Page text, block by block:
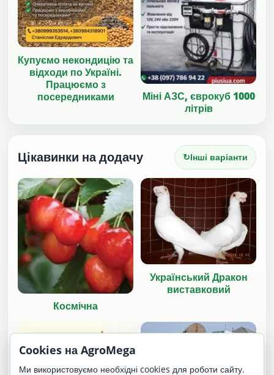
Купуємо некондицію та
відходи по Україні.
Працюємо з
посередниками
Міні АЗС, єврокуб 1000
літрів
Цікавинки на додачу ↻Інші варіанти
Космічна
Український Дракон
виставковий
Cookies на AgroMega
Ми використовуємо необхідні cookies для роботи сайту.